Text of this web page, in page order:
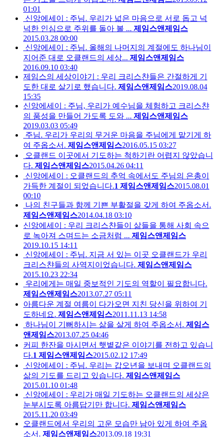
01:01
신앙에세이 : 주님. 우리가 넓은 마음으로 서로 돕고 넉
넉한 인심으로 주위를 돌아 볼 ... 제임스앤제임스
2015.03.28 00:00
신앙에세이 : 주님. 올해의 나머지의 계절에도 하나님이
지어준 대로 오클랜드의 세상... 제임스앤제임스
2016.09.10 03:40
제임스의 세상이야기 : 우리 크리스챤들은 간절하게 기
도한 대로 살기로 했습니다. 제임스앤제임스2019.08.04
15:35
신앙에세이 : 주님, 우리가 예수님을 체험하고 크리스챤
의 품성을 만들어 가도록 도와 ... 제임스앤제임스
2019.03.03 05:49
주님. 우리가 우리의 무거운 마음을 주님에게 맡기게 하
여 주옵소서. 제임스앤제임스2016.05.15 03:27
오클랜드 이곳에서 기도하는 척하기란 어렵지 않았습니
다. 제임스앤제임스2015.04.26 04:11
신앙에세이 : 오클랜드의 추억 속에서도 주님의 은총이
가득한 계절이 되었습니다.1 제임스앤제임스2015.08.01
00:10
나의 친구들과 함께 기쁜 부활절을 갖게 하여 주옵소서.
제임스앤제임스2014.04.18 03:10
신앙에세이 : 우리 크리스챤들이 삶들을 통해 사회 속으
로 녹아져 스며드는 소금처럼 ... 제임스앤제임스
2019.10.15 14:11
신앙에세이 : 주님. 지금 서 있는 이곳 오클랜드가 우리
크리스챤들의 사역지이었습니다. 제임스앤제임스
2015.10.23 22:34
우리에게는 매일 중보적인 기도의 역할이 필요합니다.
제임스앤제임스2013.07.27 05:11
아름다운 계절 여름이 다가오면 지친 당신을 위하여 기
도하네요. 제임스앤제임스2011.11.13 14:58
하나님이 기뻐하시는 삶을 살게 하여 주옵소서. 제임스
앤제임스2013.07.25 04:46
커피 한잔을 마시면서 햇볕같은 이야기를 전하고 있습니
다.1 제임스앤제임스2015.02.12 17:49
신앙에세이 : 주님. 우리는 갑오년을 보내며 오클랜드의
삶의 기도를 드리고 있습니다. 제임스앤제임스
2015.01.10 01:48
신앙에세이 : 우리가 매일 기도하는 오클랜드의 세상은
눈부시도록 아름답기만 합니다. 제임스앤제임스
2015.11.20 03:49
오클랜드에서 우리의 고운 모습만 남아 있게 하여 주옵
소서. 제임스앤제임스2013.09.18 19:31